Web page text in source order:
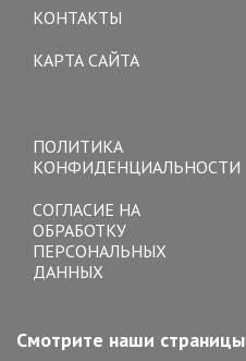
КОНТАКТЫ
КАРТА САЙТА
ПОЛИТИКА
КОНФИДЕНЦИАЛЬНОСТИ
СОГЛАСИЕ НА
ОБРАБОТКУ
ПЕРСОНАЛЬНЫХ
ДАННЫХ
Смотрите наши страницы